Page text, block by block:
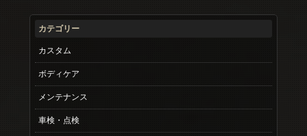
カテゴリー
カスタム
ボディケア
メンテナンス
車検・点検